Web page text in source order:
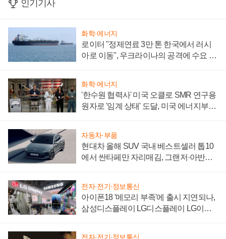
인기기사
화학·에너지
로이터 "정제연료 3만 톤 한국에서 러시
아로 이동", 우크라이나의 공격에 수요 늘
화학·에너지
'한수원 협력사' 미국 오클로 SMR 연구용
원자로 '임계 상태' 도달, 미국 에너지부
자동차·부품
현대차 올해 SUV 국내 베스트셀러 톱10
에서 싼타페만 자리매김, 그랜저·아반떼
전자·전기·정보통신
아이폰18 '메모리 부족'에 출시 지연되나,
삼성디스플레이 LG디스플레이 LG이노
전자·전기·정보통신